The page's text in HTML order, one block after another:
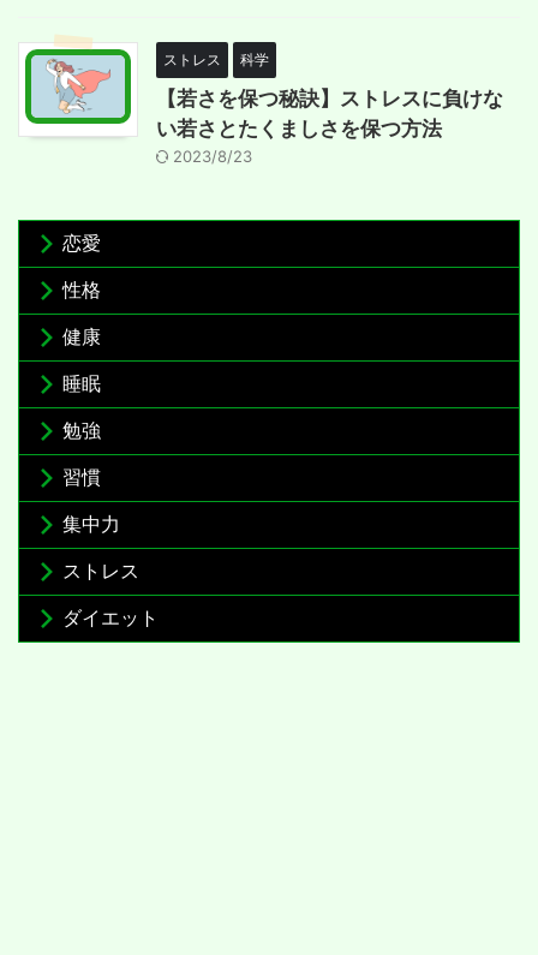
ストレス 科学
【若さを保つ秘訣】ストレスに負けな
い若さとたくましさを保つ方法
2023/8/23
恋愛
性格
健康
睡眠
勉強
習慣
集中力
ストレス
ダイエット